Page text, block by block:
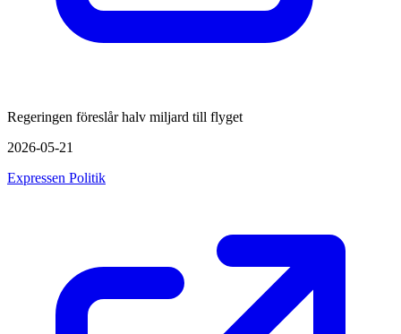
Regeringen föreslår halv miljard till flyget
2026-05-21
Expressen Politik